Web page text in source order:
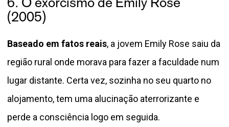
(2005)
Baseado em fatos reais, a jovem Emily Rose saiu da
região rural onde morava para fazer a faculdade num
lugar distante. Certa vez, sozinha no seu quarto no
alojamento, tem uma alucinação aterrorizante e
perde a consciência logo em seguida.